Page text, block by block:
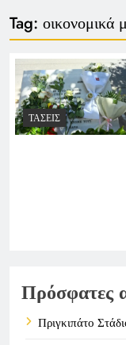
Tag: οικονομικά
ΤΆΣΕΙΣ
Πρόσφατες
Πριγκιπάτο